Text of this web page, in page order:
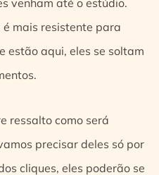
venham até o estúdio.
mais resistente para
estão aqui, eles se soltam
ressalto como será
precisar deles só por
cliques, eles poderão se